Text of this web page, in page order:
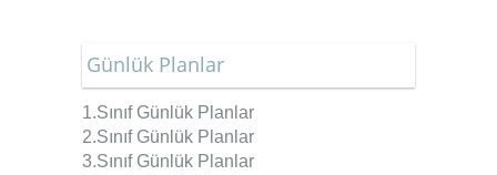
Günlük Planlar
1.Sınıf Günlük Planlar
2.Sınıf Günlük Planlar
3.Sınıf Günlük Planlar